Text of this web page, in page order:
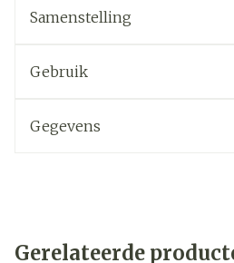
Samenstelling
Gebruik
Gegevens
Gerelateerde